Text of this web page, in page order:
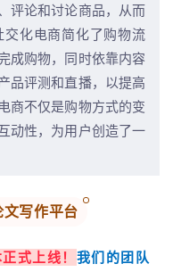
评论和讨论商品，从而
化电商简化了购物流
成购物，同时依靠内容
品评测和直播，以提高
商不仅是购物方式的变
动性，为用户创造了一
写作平台
式上线！ 我们的团队